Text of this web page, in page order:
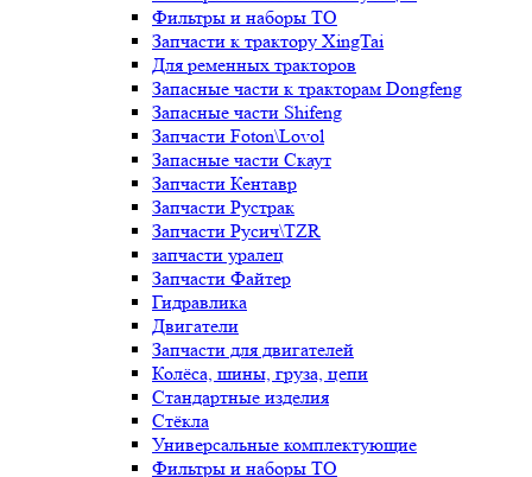
Фильтры и наборы ТО
Запчасти к трактору XingTai
Для ременных тракторов
Запасные части к тракторам Dongfeng
Запасные части Shifeng
Запчасти Foton\Lovol
Запасные части Скаут
Запчасти Кентавр
Запчасти Рустрак
Запчасти Русич\TZR
запчасти уралец
Запчасти Файтер
Гидравлика
Двигатели
Запчасти для двигателей
Колёса, шины, груза, цепи
Стандартные изделия
Стёкла
Универсальные комплектующие
Фильтры и наборы ТО